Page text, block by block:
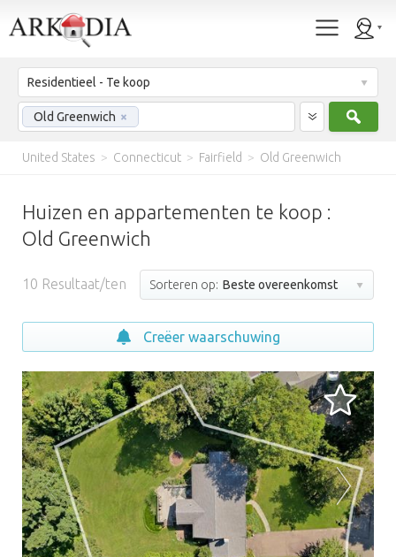
Residentieel - Te koop
Old Greenwich ×
United States > Connecticut > Fairfield > Old Greenwich
Huizen en appartementen te koop :
Old Greenwich
10 Resultaat/ten Sorteren op: Beste overeenkomst
Creëer waarschuwing
BEZIG MET LADEN...